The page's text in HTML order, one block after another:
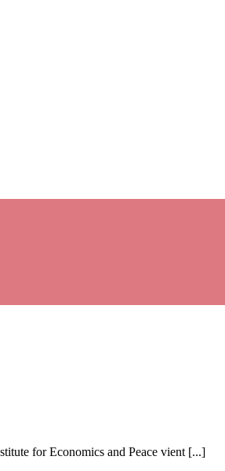
for Economics and Peace vient [...]